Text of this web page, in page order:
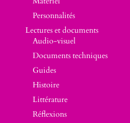
Personnalités
Lectures et documents
Audio-visuel
Documents techniques
Guides
Histoire
Littérature
Réflexions